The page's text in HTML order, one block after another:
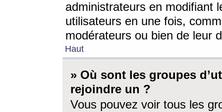
administrateurs en modifiant
utilisateurs en une fois,
modérateurs ou bien de leur
Haut
» Où sont les groupes
rejoindre un ?
Vous pouvez voir tous les